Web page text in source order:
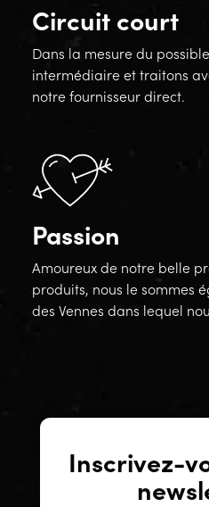
Circuit court
Dans la mesure du
intermédiaire et traitons
notre fournisseur direct.
Passion
Amoureux de notre belle
produits, nous le sommes
des Vennes dans lequel
Inscrivez-